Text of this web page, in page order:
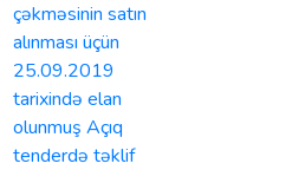
çəkməsinin satın
alınması üçün
25.09.2019
tarixində elan
olunmuş Açıq
tenderdə təklif